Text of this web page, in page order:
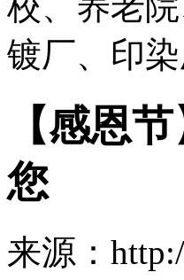
镀厂、印染
【感恩
您
来源：